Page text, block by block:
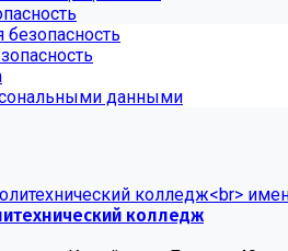
данными
колледж